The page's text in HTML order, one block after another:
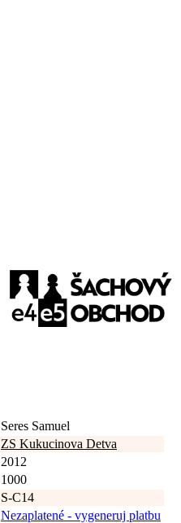
Seres Samuel
ZS Kukucinova Detva
2012
1000
S-C14
Nezaplatené - vygeneruj platbu